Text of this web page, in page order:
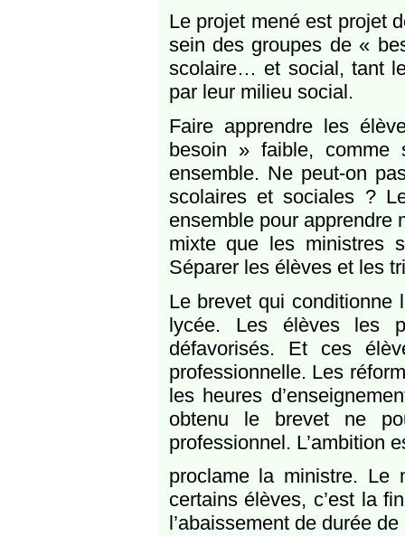
Le projet mené est projet
sein des groupes de «
scolaire… et social, tant
par leur milieu social.
Faire apprendre les
besoin » faible, comme
ensemble. Ne peut-on
scolaires et sociales ?
ensemble pour apprendre
mixte que les ministres
Séparer les élèves et les
Le brevet qui conditionne
lycée. Les élèves les
défavorisés. Et ces
professionnelle. Les
les heures
obtenu le brevet ne
professionnel. L’ambition
proclame la ministre. Le
certains élèves, c’est la
l’abaissement de durée